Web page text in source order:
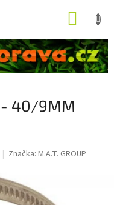
40/9MM
Značka: M.A.T. GROUP